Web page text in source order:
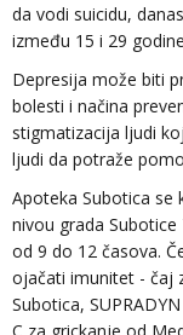
da vodi suicidu,
između 15 i 29
Depresija može biti
bolesti i načina
stigmatizacija ljudi
ljudi da potraže
Apoteka Subotica se
nivou grada
od 9 do 12 časova.
ojačati imunitet - čaj
Subotica,